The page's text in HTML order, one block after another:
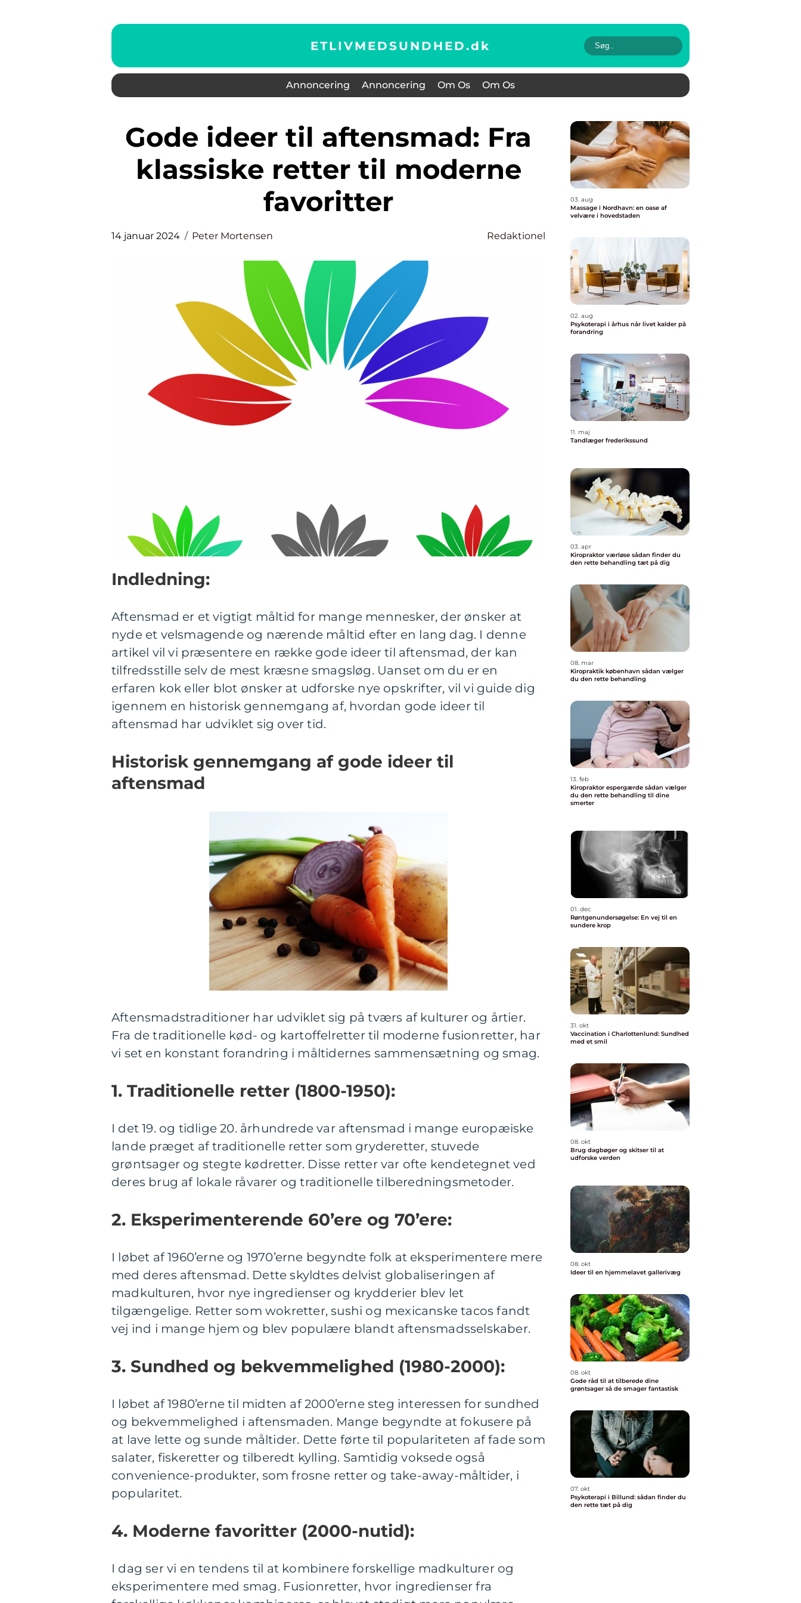
ETLIVMEDSUNDHED.dk
Annoncering Annoncering Om Os Om Os
Gode ideer til aftensmad: Fra
klassiske retter til moderne
favoritter
14 januar 2024 Peter Mortensen Redaktionel
Indledning:
Aftensmad er et vigtigt måltid for mange mennesker, der ønsker at
nyde et velsmagende og nærende måltid efter en lang dag. I denne
artikel vil vi præsentere en række gode ideer til aftensmad, der kan
tilfredsstille selv de mest kræsne smagsløg. Uanset om du er en
erfaren kok eller blot ønsker at udforske nye opskrifter, vil vi guide dig
igennem en historisk gennemgang af, hvordan gode ideer til
aftensmad har udviklet sig over tid.
Historisk gennemgang af gode ideer til
aftensmad
Aftensmadstraditioner har udviklet sig på tværs af kulturer og årtier.
Fra de traditionelle kød- og kartoffelretter til moderne fusionretter, har
vi set en konstant forandring i måltidernes sammensætning og smag.
1. Traditionelle retter (1800-1950):
I det 19. og tidlige 20. århundrede var aftensmad i mange europæiske
lande præget af traditionelle retter som gryderetter, stuvede
grøntsager og stegte kødretter. Disse retter var ofte kendetegnet ved
deres brug af lokale råvarer og traditionelle tilberedningsmetoder.
2. Eksperimenterende 60’ere og 70’ere:
I løbet af 1960’erne og 1970’erne begyndte folk at eksperimentere mere
med deres aftensmad. Dette skyldtes delvist globaliseringen af
madkulturen, hvor nye ingredienser og krydderier blev let
tilgængelige. Retter som wokretter, sushi og mexicanske tacos fandt
vej ind i mange hjem og blev populære blandt aftensmadsselskaber.
3. Sundhed og bekvemmelighed (1980-2000):
I løbet af 1980’erne til midten af 2000’erne steg interessen for sundhed
og bekvemmelighed i aftensmaden. Mange begyndte at fokusere på
at lave lette og sunde måltider. Dette førte til populariteten af fade som
salater, fiskeretter og tilberedt kylling. Samtidig voksede også
convenience-produkter, som frosne retter og take-away-måltider, i
popularitet.
4. Moderne favoritter (2000-nutid):
I dag ser vi en tendens til at kombinere forskellige madkulturer og
eksperimentere med smag. Fusionretter, hvor ingredienser fra
03. aug
Massage i Nordhavn: en oase af
velvære i hovedstaden
02. aug
Psykoterapi i århus når livet kalder på
forandring
11. maj
Tandlæger frederikssund
03. apr
Kiropraktor værløse sådan finder du
den rette behandling tæt på dig
08. mar
Kiropraktik københavn sådan vælger
du den rette behandling
13. feb
Kiropraktor espergærde sådan vælger
du den rette behandling til dine
smerter
01. dec
Røntgenundersøgelse: En vej til en
sundere krop
31. okt
Vaccination i Charlottenlund: Sundhed
med et smil
08. okt
Brug dagbøger og skitser til at
udforske verden
08. okt
Ideer til en hjemmelavet gallerivæg
08. okt
Gode råd til at tilberede dine
grøntsager så de smager fantastisk
07. okt
Psykoterapi i Billund: sådan finder du
den rette tæt på dig